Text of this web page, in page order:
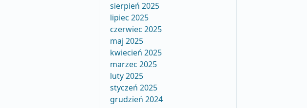
sierpień 2025
lipiec 2025
czerwiec 2025
maj 2025
kwiecień 2025
marzec 2025
luty 2025
styczeń 2025
grudzień 2024